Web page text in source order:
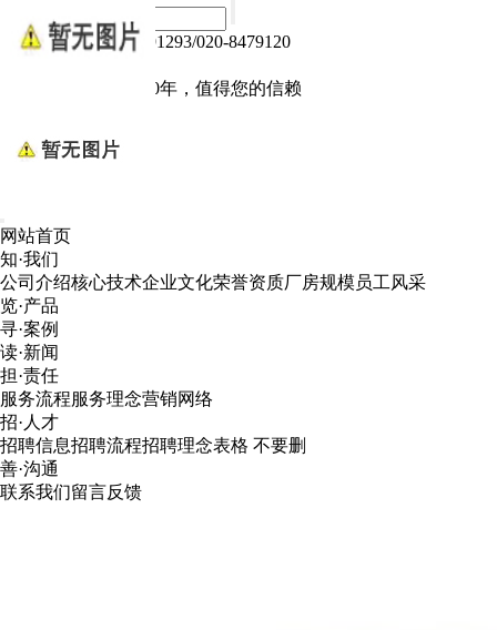
热线电话：020-84791293/020-8479120
电子产品我们做了10年，值得您的信赖
网站首页
知·我们
公司介绍核心技术企业文化荣誉资质厂房规模 员工风采
览·产品
寻·案例
读·新闻
担·责任
服务流程服务理念营销网络
招·人才
招聘信息招聘流程招聘理念表格 不要删
善·沟通
联系我们留言反馈